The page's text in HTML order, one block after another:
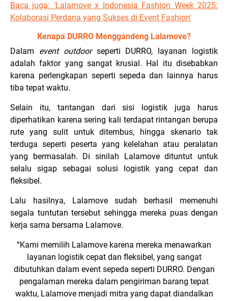
Baca juga: 'Lalamove x Indonesia Fashion Week 2025:
Kolaborasi Perdana yang Sukses di Event Fashion'
Kenapa DURRO Menggandeng Lalamove?
Dalam event outdoorseperti DURRO, layanan logistik
adalah faktor yang sangat krusial. Hal itu disebabkan
karena perlengkapan seperti sepeda dan lainnya harus
tiba tepat waktu.
Selain itu, tantangan dari sisi logistik juga harus
diperhatikan karena sering kali terdapat rintangan berupa
rute yang sulit untuk ditembus, hingga skenario tak
terduga seperti peserta yang kelelahan atau peralatan
yang bermasalah. Di sinilah Lalamove dituntut untuk
selalu sigap sebagai solusi logistik yang cepat dan
fleksibel.
Lalu hasilnya, Lalamove sudah berhasil memenuhi
segala tuntutan tersebut sehingga mereka puas dengan
kerja sama bersama Lalamove.
“Kami memilih Lalamove karena mereka menawarkan
layanan logistik cepat dan fleksibel, yang sangat
dibutuhkan dalam event sepeda seperti DURRO. Dengan
pengalaman mereka dalam pengiriman barang tepat
waktu, Lalamove menjadi mitra yang dapat diandalkan